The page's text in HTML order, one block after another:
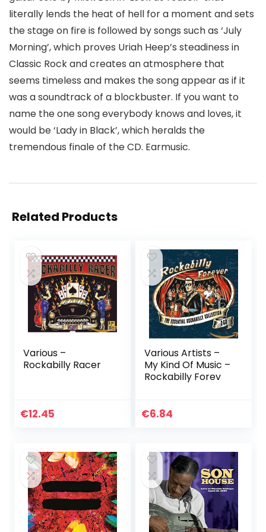
literally lends the heat of hell for a moment and sets
the stage on fire is followed by songs such as ‘July
Morning’, which proves Uriah Heep’s steadiness in
Classic Rock and creates an atmosphere that
seems timeless and makes the song appear as if it
was a soundtrack of a blockbuster. If you want to
name the one song everybody knows and loves, it
would be ‘Lady in Black’, which heralds the
tremendous finale of the CD. Earmusic.
Related Products
Various –
Rockabilly Racer
€12.45
Various Artists –
My Kind Of Music –
Rockabilly Forev
€6.84